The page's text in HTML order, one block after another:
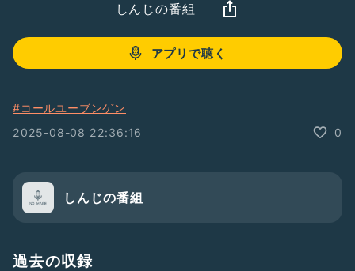
しんじの番組
アプリで聴く
#コールユーブンゲン
2025-08-08 22:36:16
0
しんじの番組
過去の収録